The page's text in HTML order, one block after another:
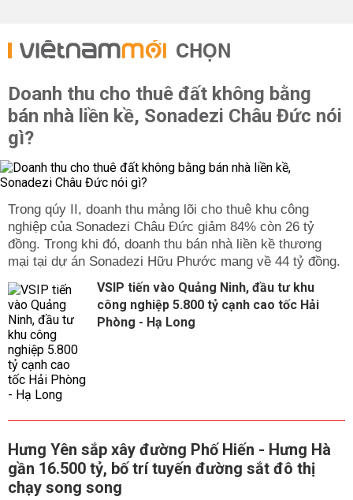
CHỌN
Doanh thu cho thuê đất không bằng
bán nhà liền kề, Sonadezi Châu Đức nói
gì?
Trong qúy II, doanh thu mảng lõi cho thuê khu công
nghiệp của Sonadezi Châu Đức giảm 84% còn 26 tỷ
đồng. Trong khi đó, doanh thu bán nhà liền kề thương
mại tại dự án Sonadezi Hữu Phước mang về 44 tỷ đồng.
VSIP tiến vào Quảng Ninh, đầu tư khu
công nghiệp 5.800 tỷ cạnh cao tốc Hải
Phòng - Hạ Long
Hưng Yên sắp xây đường Phố Hiến - Hưng Hà
gần 16.500 tỷ, bố trí tuyến đường sắt đô thị
chạy song song